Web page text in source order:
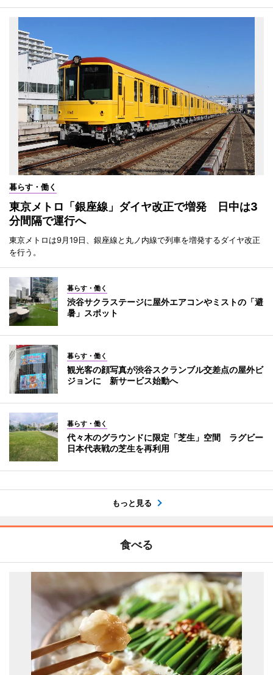
暮らす・働く
東京メトロ「銀座線」ダイヤ改正で増発 日中は3
分間隔で運行へ
東京メトロは9月19日、銀座線と丸ノ内線で列車を増発するダイヤ改正
を行う。
暮らす・働く
渋谷サクラステージに屋外エアコンやミストの「避
暑」スポット
暮らす・働く
観光客の顔写真が渋谷スクランブル交差点の屋外ビ
ジョンに 新サービス始動へ
暮らす・働く
代々木のグラウンドに限定「芝生」空間 ラグビー
日本代表戦の芝生を再利用
もっと見る
食べる